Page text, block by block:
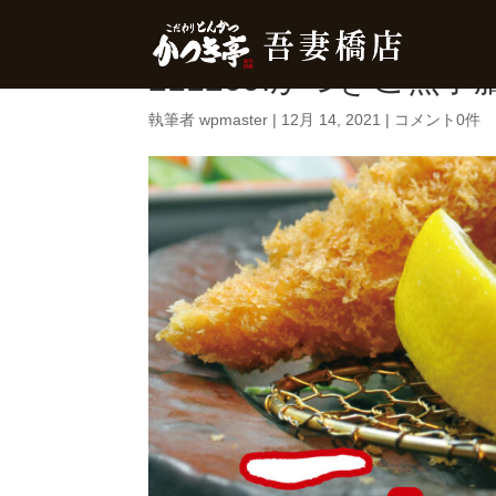
211209.かつきご無事
執筆者wpmaster | 12月 14, 2021 | コメント0件